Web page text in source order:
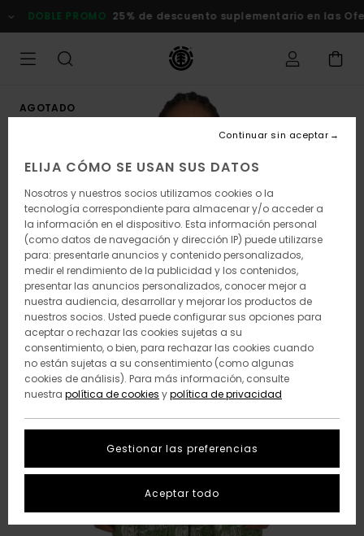
la
DOBLE PROMO 25% de descuento suplementario en las
AGOTADO
ELIJA CÓMO SE USAN SUS DATOS
Nosotros y nuestros socios utilizamos cookies o la
tecnología correspondiente para almacenar y/o acceder a
la información en el dispositivo. Esta información personal
(como datos de navegación y dirección IP) puede utilizarse
para: presentarle anuncios y contenido personalizados,
medir el rendimiento de la publicidad y los contenidos,
presentar las anuncios personalizados, conocer mejor a
nuestra audiencia, desarrollar y mejorar los productos de
nuestros socios. Usted puede configurar sus opciones para
aceptar o rechazar las cookies sujetas a su
consentimiento, o bien, para rechazar las cookies cuando
no están sujetas a su consentimiento (como algunas
cookies de análisis). Para más información, consulte
nuestra política de cookies ypolítica de privacidad
Gestionar las preferencias
Continuar sin aceptar
Aceptar todo